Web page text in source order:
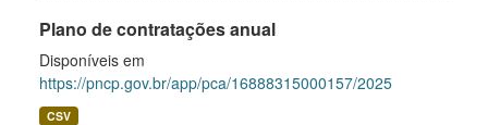
Plano de contratações anual
Disponíveis em
https://pncp.gov.br/app/pca/16888315000157/2025
CSV